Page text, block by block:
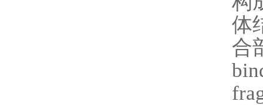
体
合